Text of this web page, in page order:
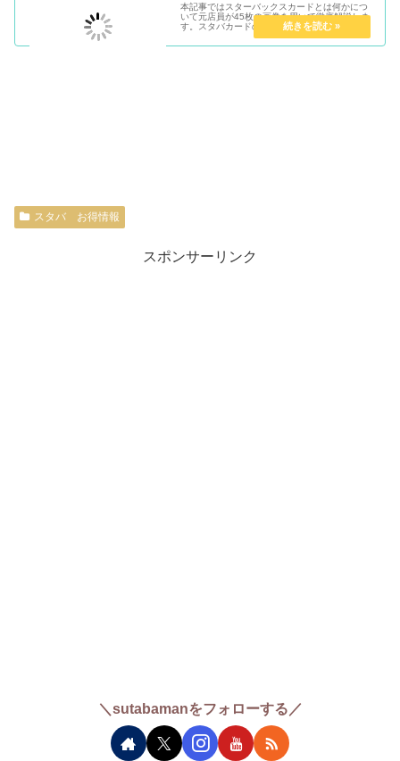
本記事ではスターバックスカードとは何かにつ
いて元店員が45枚の画像を用いて徹底解説しま
す。スタバカードの作り方・デザイン・支払い
方法・チャージ（入金）・残高確認・メリット
や特典などを徹底解説します。スタバに行く人
スタバ お得情報
スポンサーリンク
＼sutabamanをフォローする／